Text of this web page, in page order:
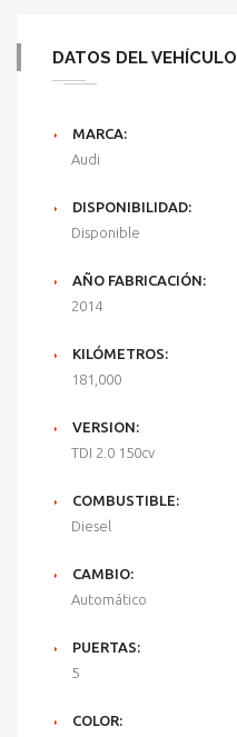
DATOS DEL VEHÍCULO
MARCA:
Audi
DISPONIBILIDAD:
Disponible
AÑO FABRICACIÓN:
2014
KILÓMETROS:
181,000
VERSION:
TDI 2.0 150cv
COMBUSTIBLE:
Diesel
CAMBIO:
Automático
PUERTAS:
5
COLOR: